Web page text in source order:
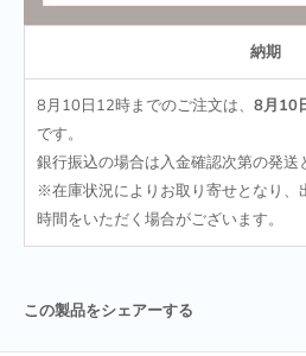
納期
8月10日12時までのご注文は、 8月10
です。
銀行振込の場合は入金確認次第の発送
※在庫状況によりお取り寄せとなり、
時間をいただく場合がございます。
この製品をシェアーする